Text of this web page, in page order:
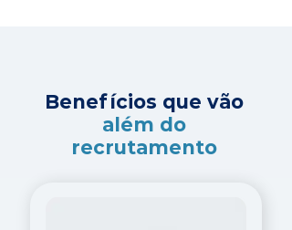
Benefícios que vão
além do
recrutamento